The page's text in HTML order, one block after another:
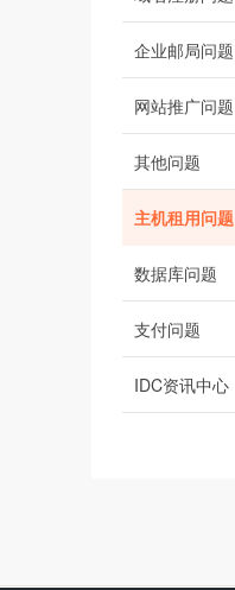
企业邮局问题
网站推广问题
其他问题
主机租用问题
数据库问题
支付问题
IDC资讯中心